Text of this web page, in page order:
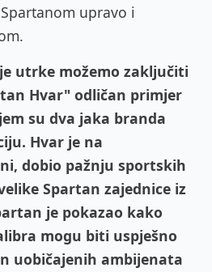
upravo i
utrke možemo zaključiti
Hvar" odličan primjer
su dva jaka branda
Hvar je na
dobio pažnju sportskih
Spartan zajednice iz
je pokazao kako
mogu biti uspješno
uobičajenih ambijenata